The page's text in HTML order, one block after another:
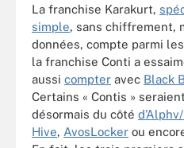
La franchise Karakurt,
simple, sans chiffrement,
données, compte parmi
la franchise Conti a
aussi compter avec Black
Certains « Contis »
désormais du côté
Hive, AvosLocker ou